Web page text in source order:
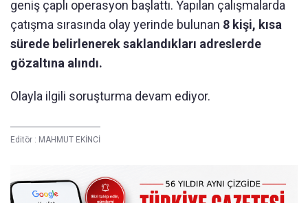
geniş çaplı operasyon başlattı. Yapılan çalışmalarda
çatışma sırasında olay yerinde bulunan 8 kişi, kısa
sürede belirlenerek saklandıkları adreslerde
gözaltına alındı.
Olayla ilgili soruşturma devam ediyor.
Editör : MAHMUT EKİNCİ